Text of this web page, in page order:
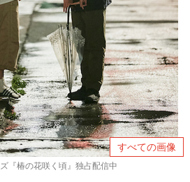
すべての画像
『椿の花咲く頃』独占配信中